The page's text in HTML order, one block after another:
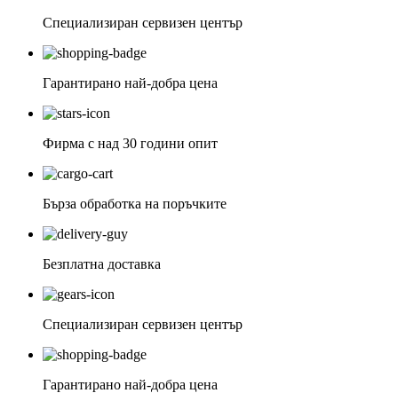
Специализиран сервизен център
Гарантирано най-добра цена
Фирма с над 30 години опит
Бърза обработка на поръчките
Безплатна доставка
Специализиран сервизен център
Гарантирано най-добра цена